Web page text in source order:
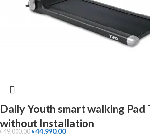
Daily Youth smart walking Pad
without Installation
৳49,000.00 ৳44,990.00